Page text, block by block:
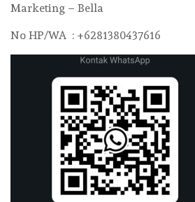
Marketing – Bella
No HP/WA : +6281380437616